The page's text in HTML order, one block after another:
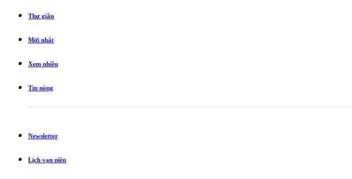
Thư giãn
Mới nhất
Xem nhiều
Tin nóng
Newsletter
Lịch vạn niên